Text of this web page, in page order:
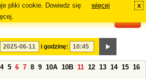
pliki cookie. Dowiedz się
więcej x
i godzinę:
4 5 6 7 8 9 10A 10B 11 12 13 14 15 16